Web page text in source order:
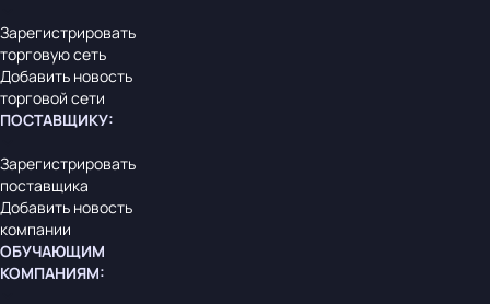
Зарегистрировать
торговую сеть
Добавить новость
торговой сети
ПОСТАВЩИКУ:
Зарегистрировать
поставщика
Добавить новость
компании
ОБУЧАЮЩИМ
КОМПАНИЯМ: